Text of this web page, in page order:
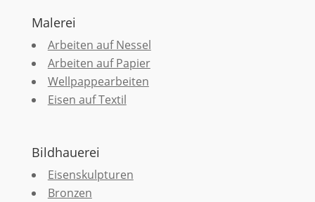
Malerei
Arbeiten auf Nessel
Arbeiten auf Papier
Wellpappearbeiten
Eisen auf Textil
Bildhauerei
Eisenskulpturen
Bronzen